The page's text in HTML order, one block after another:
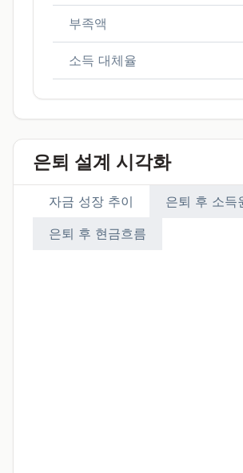
부족액
소득 대체율
은퇴 설계 시각화
자금 성장 추이
은퇴 후 소득
은퇴 후 현금흐름